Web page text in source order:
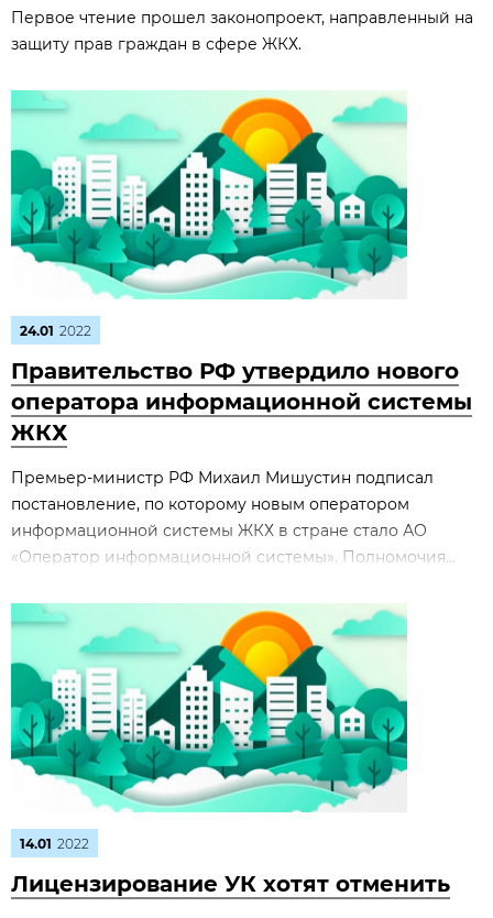
Первое чтение прошел законопроект, направленный на
защиту прав граждан в сфере ЖКХ.
24.01 2022
Правительство РФ утвердило нового
оператора информационной системы
ЖКХ
Премьер-министр РФ Михаил Мишустин подписал
постановление, по которому новым оператором
информационной системы ЖКХ в стране стало АО
«Оператор информационной системы». Полномочия...
14.01 2022
Лицензирование УК хотят отменить